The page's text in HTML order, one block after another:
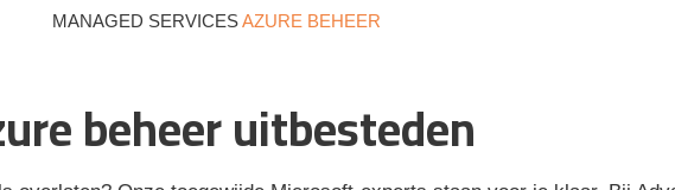
MANAGED SERVICES AZURE BEHEER
beheer uitbesteden